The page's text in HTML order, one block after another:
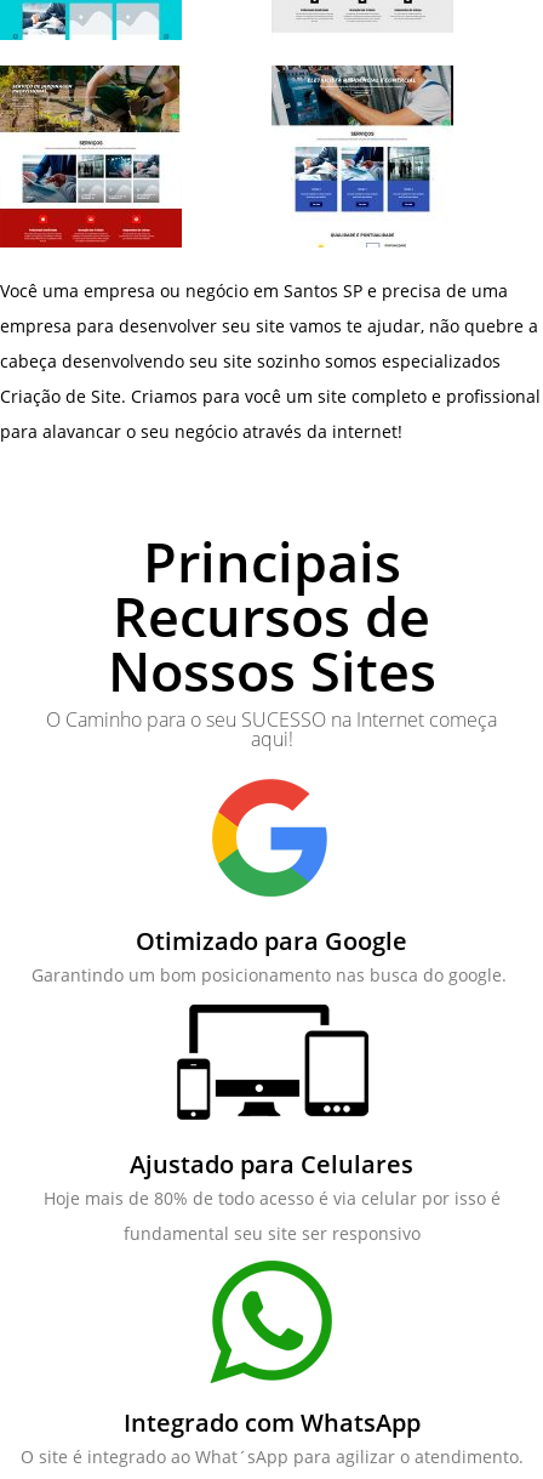
Você uma empresa ou negócio em Santos SP e precisa de uma
empresa para desenvolver seu site vamos te ajudar, não quebre a
cabeça desenvolvendo seu site sozinho somos especializados
Criação de Site. Criamos para você um site completo e profissional
para alavancar o seu negócio através da internet!
Principais
Recursos de
Nossos Sites
O Caminho para o seu SUCESSO na Internet começa
aqui!
Otimizado para Google
Garantindo um bom posicionamento nas busca do google.
Ajustado para Celulares
Hoje mais de 80% de todo acesso é via celular por isso é
fundamental seu site ser responsivo
Integrado com WhatsApp
O site é integrado ao What´sApp para agilizar o atendimento.